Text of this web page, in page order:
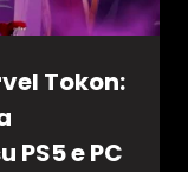
Tokon:
e PC